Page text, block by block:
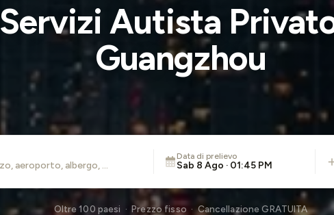
Servizi Autista
Guangzhou
Data di prelievo
Sab 8 Ago · 01:45 PM
Oltre 100 paesi · Prezzo fisso · Cancellazione GRATUITA